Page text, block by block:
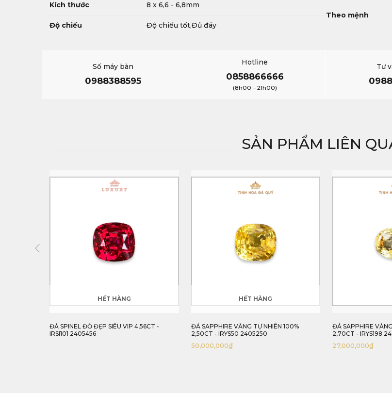
Kích thước 8 x 6,6 - 6,8mm
Độ chiếu Độ chiếu tốt,Đủ đáy
Theo mệnh
Số máy bàn
0988388595
Hotline
0858866666
(8h00 – 21h00)
Tư
SẢN PHẨM LIÊN
HẾT HÀNG
ĐÁ SAPPHIRE VÀNG TỰ NHIÊN 100%
2,50CT - IRYS50 2405250
ĐÁ SAPPHIRE VÀNG TỰ NHIÊN 100%
2,70CT - IRYS198 2405270
27,000,000₫
ĐÁ SAPPHIRE
1,26CT - IRBS16
16,000,000₫